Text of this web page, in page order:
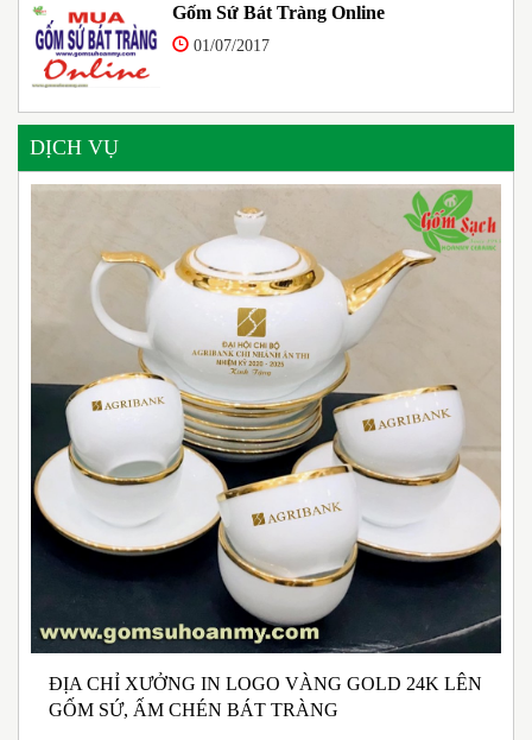
Gốm Sứ Bát Tràng Online
01/07/2017
DỊCH VỤ
ĐỊA CHỈ XƯỞNG IN LOGO VÀNG GOLD 24K LÊN
GỐM SỨ, ẤM CHÉN BÁT TRÀNG
NHẬN SẢN XUẤT BỘ ẤM CHÉN BÁT TRÀNG
MEN RONG MEN NGỌC PHONG CÁCH TRÀ ĐẠO